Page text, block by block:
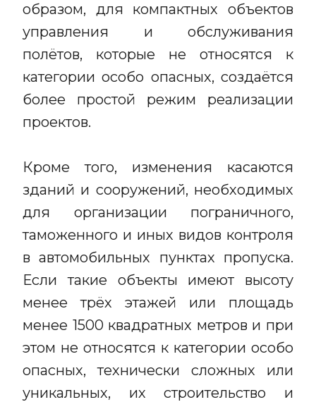
образом, для компактных объектов
управления и обслуживания
полётов, которые не относятся к
категории особо опасных, создаётся
более простой режим реализации
проектов.
Кроме того, изменения касаются
зданий и сооружений, необходимых
для организации пограничного,
таможенного и иных видов контроля
в автомобильных пунктах пропуска.
Если такие объекты имеют высоту
менее трёх этажей или площадь
менее 1500 квадратных метров и при
этом не относятся к категории особо
опасных, технически сложных или
уникальных, их строительство и